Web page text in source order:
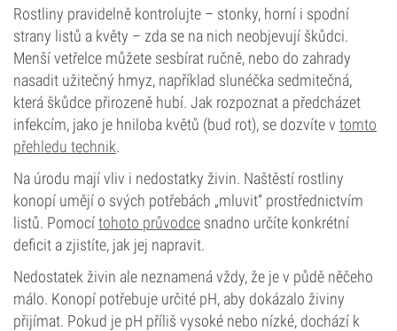
Rostliny pravidelně kontrolujte – stonky, horní i spodní
strany listů a květy – zda se na nich neobjevují škůdci.
Menší vetřelce můžete sesbírat ručně, nebo do zahrady
nasadit užitečný hmyz, například slunéčka sedmitečná,
která škůdce přirozeně hubí. Jak rozpoznat a předcházet
infekcím, jako je hniloba květů (bud rot), se dozvíte v tomto
přehledu technik.
Na úrodu mají vliv i nedostatky živin. Naštěstí rostliny
konopí umějí o svých potřebách „mluvit“ prostřednictvím
listů. Pomocítohoto průvodce snadno určíte konkrétní
deficit a zjistíte, jak jej napravit.
Nedostatek živin ale neznamená vždy, že je v půdě něčeho
málo. Konopí potřebuje určité pH, aby dokázalo živiny
přijímat. Pokud je pH příliš vysoké nebo nízké, dochází k